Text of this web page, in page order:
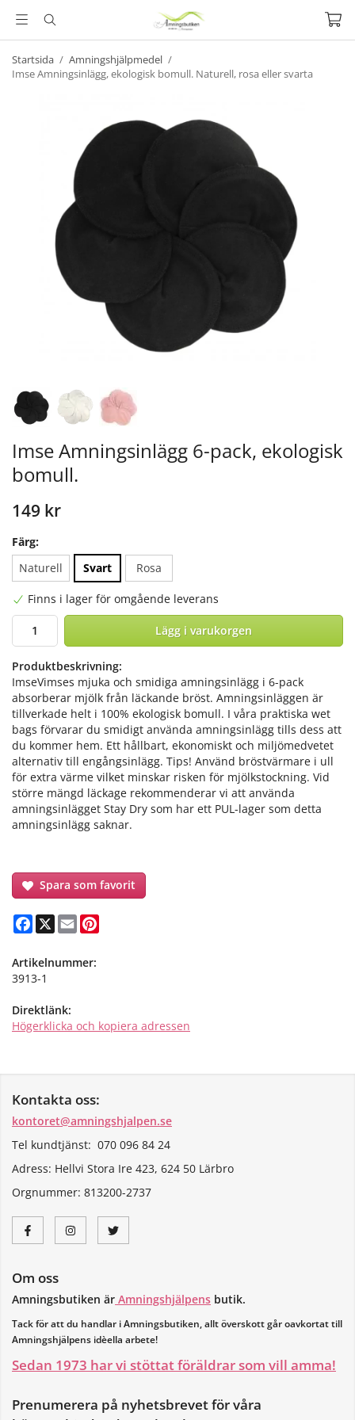
Startsida / Amningshjälpmedel /
Imse Amningsinlägg, ekologisk bomull. Naturell, rosa eller svarta
Imse Amningsinlägg 6-pack, ekologisk
bomull.
149 kr
Färg:
Naturell
Svart Rosa
Finns i lager för omgående leverans
Lägg i varukorgen
Produktbeskrivning:
ImseVimses mjuka och smidiga amningsinlägg i 6-pack
absorberar mjölk från läckande bröst. Amningsinläggen är
tillverkade helt i 100% ekologisk bomull. I våra praktiska wet
bags förvarar du smidigt använda amningsinlägg tills dess att
du kommer hem. Ett hållbart, ekonomiskt och miljömedvetet
alternativ till engångsinlägg. Tips! Använd bröstvärmare i ull
för extra värme vilket minskar risken för mjölkstockning. Vid
större mängd läckage rekommenderar vi att använda
amningsinlägget Stay Dry som har ett PUL-lager som detta
amningsinlägg saknar.
Spara som favorit
Facebook
X Email
Artikelnummer:
3913-1
Direktlänk:
Högerklicka och kopiera adressen
Kontakta oss:
kontoret@amningshjalpen.se
Tel kundtjänst: 070 096 84 24
Adress: Hellvi Stora Ire 423, 624 50 Lärbro
Orgnummer: 813200-2737
Om oss
Amningsbutiken är Amningshjälpens butik.
Tack för att du handlar i Amningsbutiken, allt överskott går oavkortat till
Amningshjälpens idèella arbete!
Sedan 1973 har vi stöttat föräldrar som vill amma!
Prenumerera på nyhetsbrevet för våra